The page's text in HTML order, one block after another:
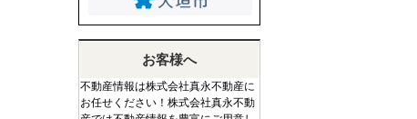
お客様へ
不動産情報は株式会社真永不動産に
お任せください！株式会社真永不動